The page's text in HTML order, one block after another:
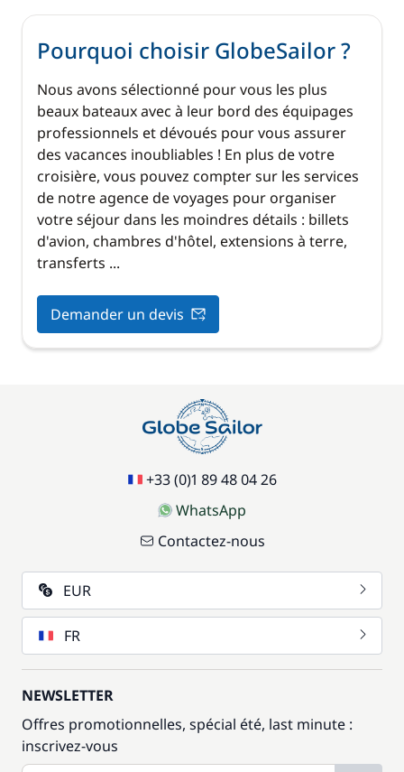
Pourquoi choisir GlobeSailor ?
Nous avons sélectionné pour vous les plus
beaux bateaux avec à leur bord des équipages
professionnels et dévoués pour vous assurer
des vacances inoubliables ! En plus de votre
croisière, vous pouvez compter sur les services
de notre agence de voyages pour organiser
votre séjour dans les moindres détails : billets
d'avion, chambres d'hôtel, extensions à terre,
transferts ...
Demander un devis
+33 (0)1 89 48 04 26
WhatsApp
Contactez-nous
EUR
FR
NEWSLETTER
Offres promotionnelles, spécial été, last minute :
inscrivez-vous